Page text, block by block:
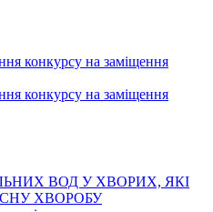
конкурсу на заміщення
конкурсу на заміщення
ВОД У ХВОРИХ, ЯКІ
ХВОРОБУ